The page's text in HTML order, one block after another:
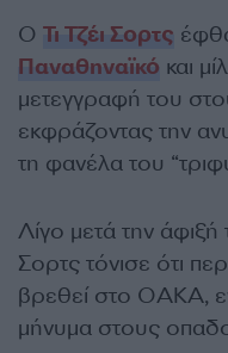
Ο Τι Τζέι Σορτς
Παναθηναϊκό και
μετεγγραφή του
εκφράζοντας την
τη φανέλα του
Λίγο μετά την άφιξή
Σορτς τόνισε ότι
βρεθεί στο ΟΑΚΑ,
μήνυμα στους